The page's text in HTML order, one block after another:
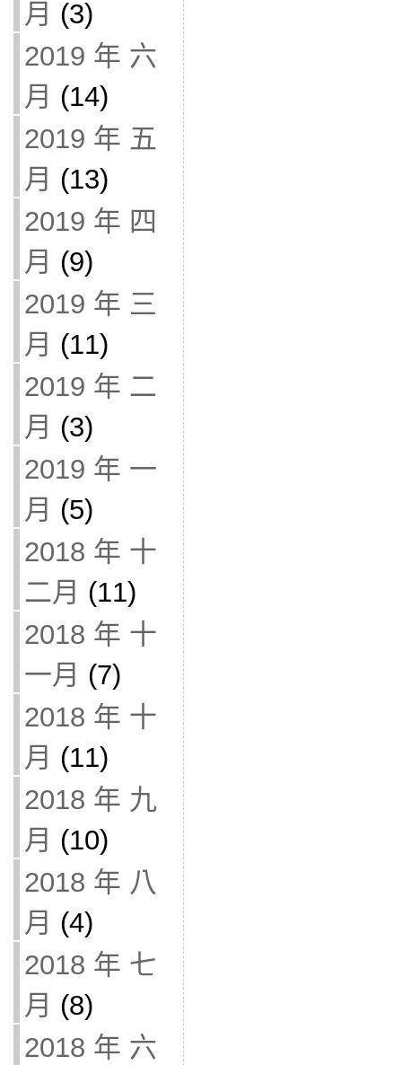
月 (3)
2019 年 六
月 (14)
2019 年 五
月 (13)
2019 年 四
月 (9)
2019 年 三
月 (11)
2019 年 二
月 (3)
2019 年 一
月 (5)
2018 年 十
二月 (11)
2018 年 十
一月 (7)
2018 年 十
月 (11)
2018 年 九
月 (10)
2018 年 八
月 (4)
2018 年 七
月 (8)
2018 年 六